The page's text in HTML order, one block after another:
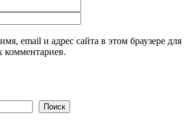
email и адрес сайта в этом браузере для
Поиск